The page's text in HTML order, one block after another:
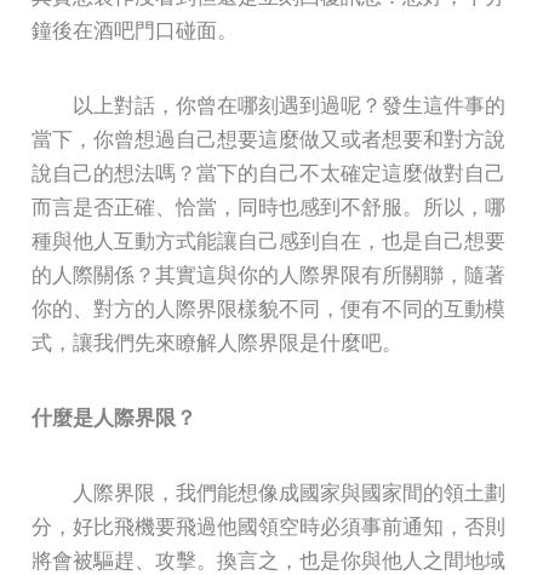
鐘後在酒吧門口碰面。
以上對話，你曾在哪刻遇到過呢？發生這件事的
當下，你曾想過自己想要這麼做又或者想要和對方說
說自己的想法嗎？當下的自己不太確定這麼做對自己
而言是否正確、恰當，同時也感到不舒服。所以，哪
種與他人互動方式能讓自己感到自在，也是自己想要
的人際關係？其實這與你的人際界限有所關聯，隨著
你的、對方的人際界限樣貌不同，便有不同的互動模
式，讓我們先來瞭解人際界限是什麼吧。
什麼是人際界限？
人際界限，我們能想像成國家與國家間的領土劃
分，好比飛機要飛過他國領空時必須事前通知，否則
將會被驅趕、攻擊。換言之，也是你與他人之間地域